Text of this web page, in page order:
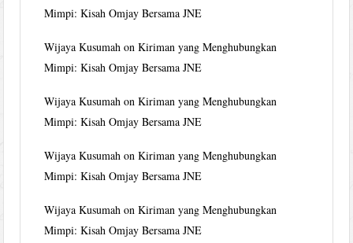
Mimpi: Kisah Omjay Bersama JNE
Wijaya Kusumah onKiriman yang Menghubungkan
Mimpi: Kisah Omjay Bersama JNE
Wijaya Kusumah onKiriman yang Menghubungkan
Mimpi: Kisah Omjay Bersama JNE
Wijaya Kusumah onKiriman yang Menghubungkan
Mimpi: Kisah Omjay Bersama JNE
Wijaya Kusumah onKiriman yang Menghubungkan
Mimpi: Kisah Omjay Bersama JNE